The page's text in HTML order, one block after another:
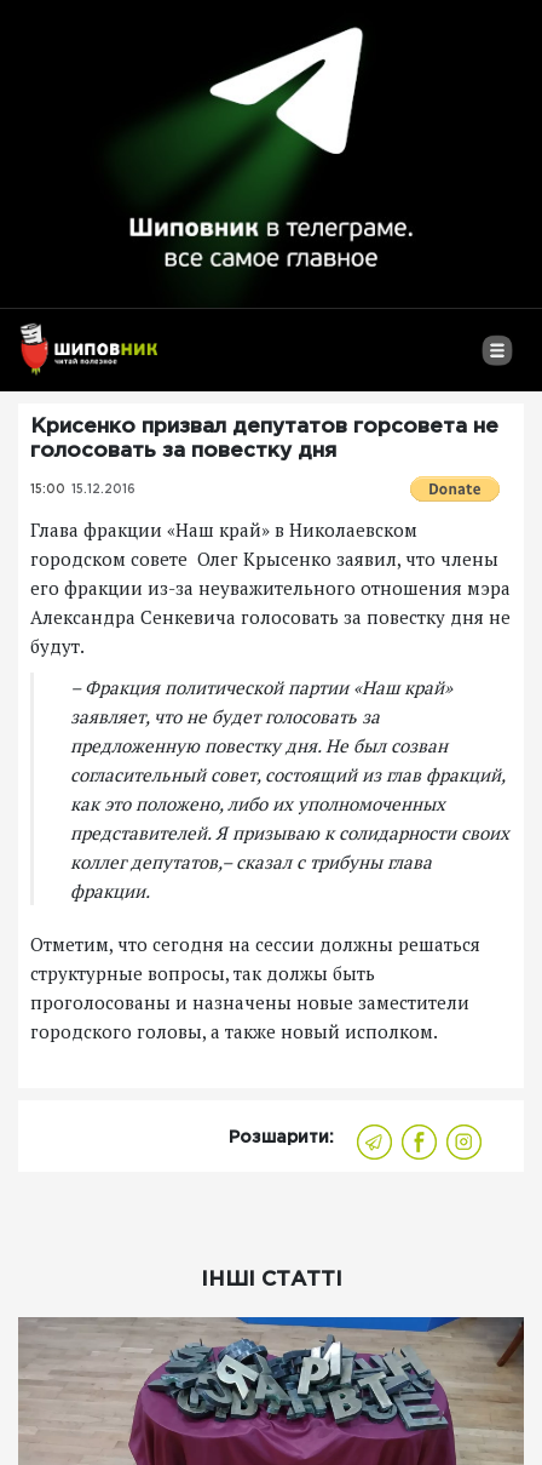
Крисенко призвал депутатов горсовета не
голосовать за повестку дня
15:00 15.12.2016
Глава фракции «Наш край» в Николаевском
городском совете Олег Крысенко заявил, что члены
его фракции из-за неуважительного отношения мэра
Александра Сенкевича голосовать за повестку дня не
будут.
– Фракция политической партии «Наш край»
заявляет, что не будет голосовать за
предложенную повестку дня. Не был созван
согласительный совет, состоящий из глав фракций,
как это положено, либо их уполномоченных
представителей. Я призываю к солидарности своих
коллег депутатов,– сказал с трибуны глава
фракции.
Отметим, что сегодня на сессии должны решаться
структурные вопросы, так должы быть
проголосованы и назначены новые заместители
городского головы, а также новый исполком.
Розшарити:
ІНШІ СТАТТІ